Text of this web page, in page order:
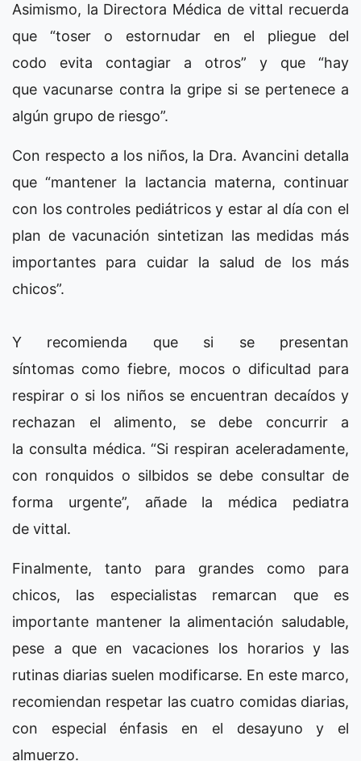
Asimismo, la Directora Médica de vittal recuerda
que “toser o estornudar en el pliegue del
codo evita contagiar a otros” y que “hay
que vacunarse contra la gripe si se pertenece a
algún grupo de riesgo”.
Con respecto a los niños, la Dra. Avancini detalla
que “mantener la lactancia materna, continuar
con los controles pediátricos y estar al día con el
plan de vacunación sintetizan las medidas más
importantes para cuidar la salud de los más
chicos”.
Y recomienda que si se presentan
síntomas como fiebre, mocos o dificultad para
respirar o si los niños se encuentran decaídos y
rechazan el alimento, se debe concurrir a
la consulta médica. “Si respiran aceleradamente,
con ronquidos o silbidos se debe consultar de
forma urgente”, añade la médica pediatra
de vittal.
Finalmente, tanto para grandes como para
chicos, las especialistas remarcan que es
importante mantener la alimentación saludable,
pese a que en vacaciones los horarios y las
rutinas diarias suelen modificarse. En este marco,
recomiendan respetar las cuatro comidas diarias,
con especial énfasis en el desayuno y el
almuerzo.